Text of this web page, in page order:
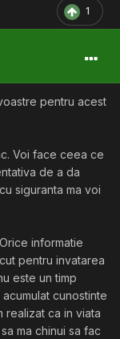
1
pentru acest
Voi face ceea ce
de a da
siguranta ma voi
informatie
pentru invatarea
este un timp
cunostinte
realizat ca in viata
ma chinui sa fac